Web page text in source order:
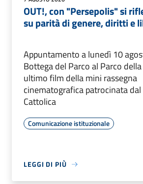
OUT!, con "Persepolis" si
su parità di genere, diritti e
Appuntamento a lunedì 10
Bottega del Parco al Parco della
ultimo film della mini rassegna
cinematografica patrocinata
Cattolica
Comunicazione istituzionale
LEGGI DI PIÙ